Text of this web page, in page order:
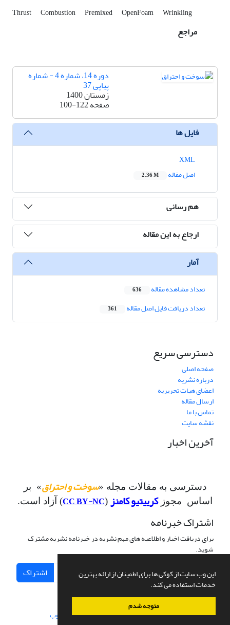
این وب سایت از کوکی ها برای اطمینان از ارائه بهترین
خدمات استفاده می کند.
متوجه شدم
Thrust Combustion Premixed OpenFoam Wrinkling
مراجع
دوره 14، شماره 4 - شماره
پیاپی 37
زمستان 1400
صفحه100-122
فایل ها
اصل مقاله
2.36 M
هم رسانی
ارجاع به این مقاله
آمار
تعداد مشاهده مقاله 636
تعداد دریافت فایل اصل مقاله 361
دسترسی سریع
صفحه اصلی
درباره نشریه
اعضای هیات تحریریه
ارسال مقاله
تماس با ما
نقشه سایت
آخرین اخبار
دسترسی به مقالات مجله «سوخت و احتراق» بر
اساس مجوزکرییتیو کامنز (
CC BY-NC) آزاد است.
اشتراک خبرنامه
برای دریافت اخبار و اطلاعیه های مهم نشریه در خبرنامه نشریه مشترک
شوید.
اشتراک
سامانه مدیریت نشریات علمی.طراحی و پیاده سازی از سیناوب